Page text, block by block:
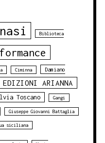
Biblioteca
Ciminna Damiano
EDIZIONI ARIANNA
Toscano Gangi
Giuseppe Giovanni Battaglia
siciliana